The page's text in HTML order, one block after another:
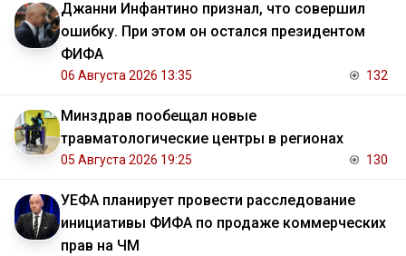
Джанни Инфантино признал, что совершил
ошибку. При этом он остался президентом
ФИФА
06 Августа 2026 13:35 132
Минздрав пообещал новые
травматологические центры в регионах
05 Августа 2026 19:25 130
УЕФА планирует провести расследование
инициативы ФИФА по продаже коммерческих
прав на ЧМ